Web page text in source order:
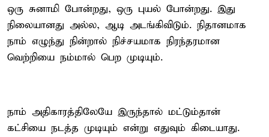
ஒரு சுனாமி போன்றது, ஒரு புயல் போன்றது. இது
நிலையானது அல்ல, ஆடி அடங்கிவிடும். நிதானமாக
நாம் எழுந்து நின்றால் நிச்சயமாக நிரந்தரமான
வெற்றியை நம்மால் பெற முடியும்.
நாம் அதிகாரத்திலேயே இருந்தால் மட்டும்தான்
கட்சியை நடத்த முடியும் என்று எதுவும் கிடையாது.